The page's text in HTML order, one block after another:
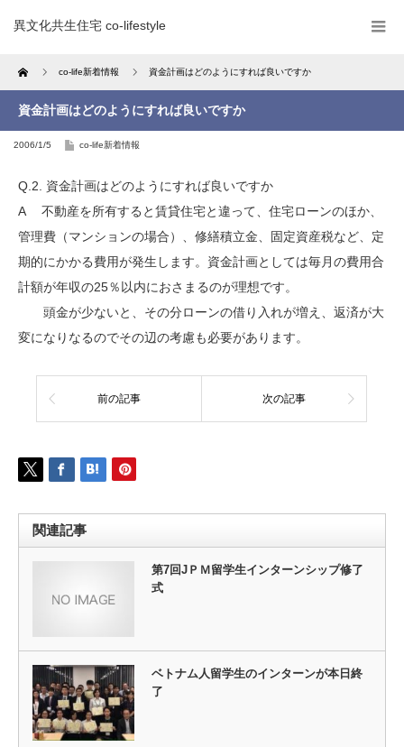
異文化共生住宅 co-lifestyle
Home co-life新着情報 資金計画はどのようにすれば良いですか
資金計画はどのようにすれば良いですか
2006/1/5 co-life新着情報
Q.2. 資金計画はどのようにすれば良いですか
A 不動産を所有すると賃貸住宅と違って、住宅ローンのほか、
管理費（マンションの場合）、修繕積立金、固定資産税など、定
期的にかかる費用が発生します。資金計画としては毎月の費用合
計額が年収の25％以内におさまるのが理想です。
頭金が少ないと、その分ローンの借り入れが増え、返済が大
変になりなるのでその辺の考慮も必要があります。
前の記事 次の記事
関連記事
第7回JＰＭ留学生インターンシップ修了
式
ベトナム人留学生のインターンが本日終
了